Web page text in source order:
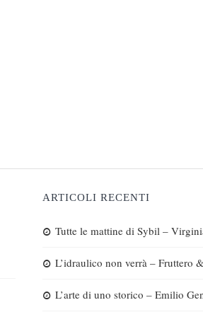
ARTICOLI RECENTI
Tutte le mattine di Sybil –
L’idraulico non verrà – Fruttero
L’arte di uno storico – Emilio